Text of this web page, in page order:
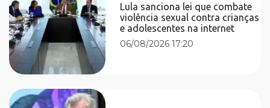
Lula sanciona lei que combate
violência sexual contra crianças
e adolescentes na internet
06/08/2026 17:20